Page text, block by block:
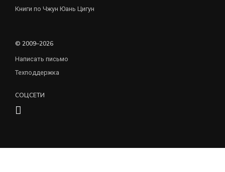
Книги по Чжун Юань Цигун
© 2009–2026
Написать письмо
Техподдержка
СОЦСЕТИ